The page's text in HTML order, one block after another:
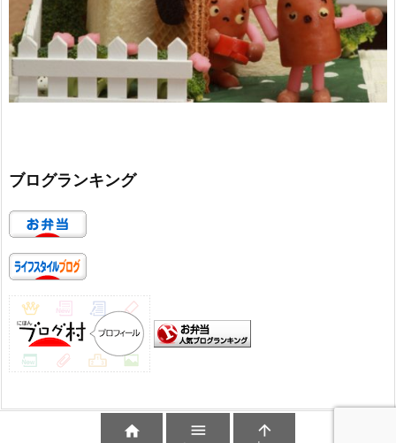
ブログランキング
  